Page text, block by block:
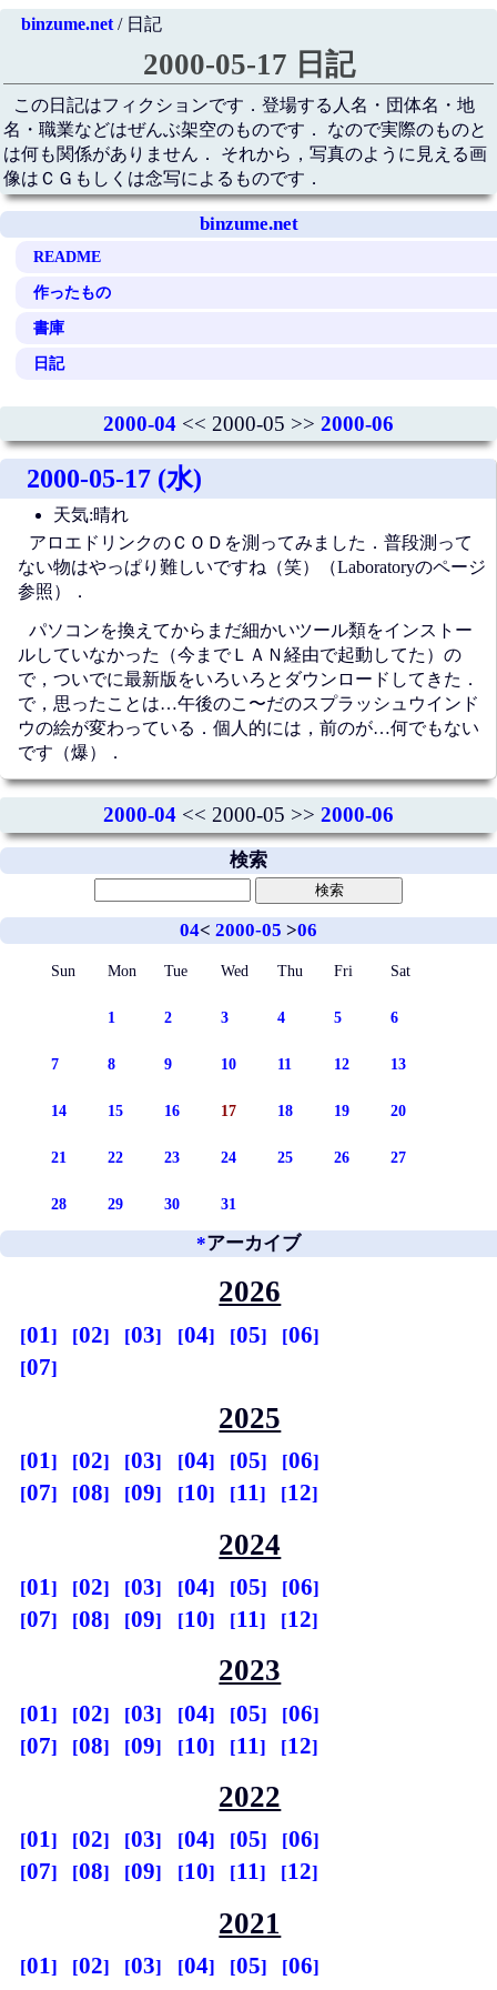
binzume.net/ 日記
2000-05-17 日記
この日記はフィクションです．登場する人名・団体名・地
名・職業などはぜんぶ架空のものです． なので実際のものと
は何も関係がありません． それから，写真のように見える画
像はＣＧもしくは念写によるものです．
binzume.net
README
作ったもの
書庫
日記
2000-04 << 2000-05 >> 2000-06
2000-05-17 (水)
天気:晴れ
アロエドリンクのＣＯＤを測ってみました．普段測って
ない物はやっぱり難しいですね（笑）（Laboratoryのページ
参照）．
パソコンを換えてからまだ細かいツール類をインストー
ルしていなかった（今までＬＡＮ経由で起動してた）の
で，ついでに最新版をいろいろとダウンロードしてきた．
で，思ったことは…午後のこ〜だのスプラッシュウインド
ウの絵が変わっている．個人的には，前のが…何でもない
です（爆）．
2000-04 << 2000-05 >> 2000-06
検索
04< 2000-05 >06
Sun Mon Tue Wed Thu Fri Sat
1 2 3 4 5 6
7 8 9 10 11 12 13
14 15 16 17 18 19 20
21 22 23 24 25 26 27
28 29 30 31
*アーカイブ
2026
01 02 03 04 05
06
07
2025
01 02 03 04 05
06
07
08 09 10 11 12
2024
01 02 03 04 05
06
07
08 09 10 11 12
2023
01 02 03 04 05
06
07
08 09 10 11 12
2022
01 02 03 04 05
06
07
08 09 10 11 12
2021
01 02 03 04 05
06